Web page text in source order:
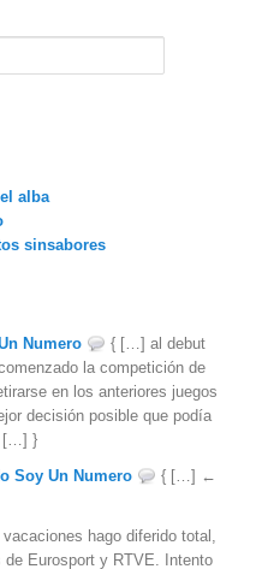
alba
sinsabores
Numero
{ […] al debut
la competición de
en los anteriores juegos
decisión posible que podía
[…] }
Soy Un Numero
{ […] ←
hago diferido total,
Eurosport y RTVE. Intento